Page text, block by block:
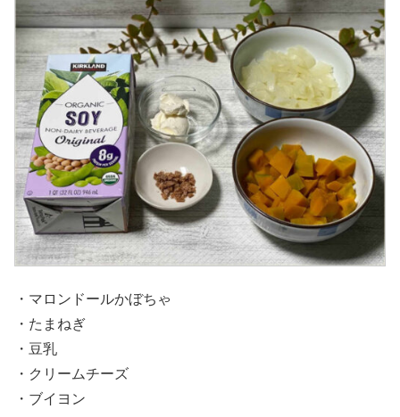
・マロンドールかぼちゃ
・たまねぎ
・豆乳
・クリームチーズ
・ブイヨン